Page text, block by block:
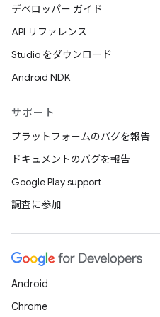
デベロッパー ガイド
API リファレンス
Studio をダウンロード
Android NDK
サポート
プラットフォームのバグを報告
ドキュメントのバグを報告
Google Play support
調査に参加
Android
Chrome